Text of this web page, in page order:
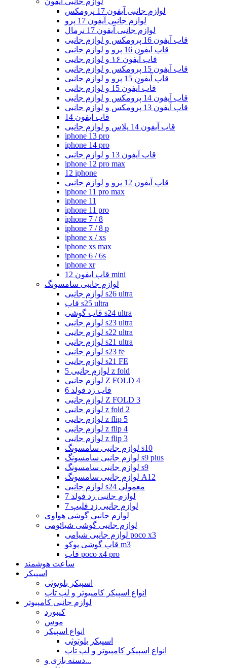
لوازم جانبی آیفون 17 پرومکس
لوازم جانبی آیفون 17 پرو
لوازم جانبی آیفون 17 نرمال
قاب آیفون 16 پرومکس و لوازم جانبی
قاب ایفون 16 پرو و لوازم جانبی
قاب آیفون ۱۶ و لوازم جانبی
قاب آیفون 15 پرومکس و لوازم جانبی
قاب آیفون 15 پرو و لوازم جانبی
قاب آیفون 15 و لوازم جانبی
قاب آیفون 14 پرومکس و لوازم جانبی
قاب آیفون 13 پرومکس و لوازم جانبی
قاب ایفون 14
قاب آیفون 14 پلاس و لوازم جانبی
iphone 13 pro
iphone 14 pro
قاب آیفون 13 و لوازم جانبی
iphone 12 pro max
12 iphone
قاب آیفون 12 پرو و لوازم جانبی
iphone 11 pro max
iphone 11
iphone 11 pro
iphone 7 / 8
iphone 7 / 8 p
iphone x / xs
iphone xs max
iphone 6 / 6s
iphone xr
قاب ایفون 12 mini
لوازم جانبی سامسونگ
لوازم جانبی s26 ultra
قاب s25 ultra
قاب گوشی s24 ultra
لوازم جانبی s23 ultra
لوازم جانبی s22 ultra
لوازم جانبی s21 ultra
لوازم جانبی s23 fe
لوازم جانبی s21 FE
لوازم جانبی 5 z fold
لوازم جانبی Z FOLD 4
قاب زد فولد 6
لوازم جانبی Z FOLD 3
لوازم جانبی z fold 2
لوازم جانبی z flip 5
لوازم جانبی z flip 4
لوازم جانبی z flip 3
لوازم جانبی سامسونگ s10
لوازم جانبی سامسونگ s9 plus
لوازم جانبی سامسونگ s9
لوازم جانبی سامسونگ A12
لوازم جانبی s24 معمولی
لوازم جانبی زد فولد 7
لوازم جانبی زد فلیپ 7
لوازم جانبی گوشی هواوی
لوازم جانبی گوشی شیائومی
لوازم جانبی شیامی poco x3
قاب گوشی پوکو m3
قاب poco x4 pro
ساعت هوشمند
اسپیکر
اسپیکر بلوتوثی
انواع اسپیکر کامپیوتر و لپ تاپ
لوازم جانبی کامپیوتر
کیبورد
موس
انواع اسپیکر
اسپیکر بلوتوثی
انواع اسپیکر کامپیوتر و لپ تاپ
دسته بازی و...